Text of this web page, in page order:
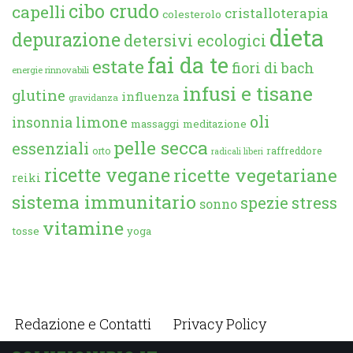
capelli cibo crudo colesterolo cristalloterapia
depurazione detersivi ecologici dieta
energie rinnovabili estate fai da te fiori di bach
glutine gravidanza influenza infusi e tisane
insonnia limone massaggi meditazione oli
essenziali orto pelle secca radicali liberi raffreddore
reiki ricette veganericette vegetariane
sistema immunitario sonno spezie stress
tosse vitamine yoga
Redazione e Contatti Privacy Policy